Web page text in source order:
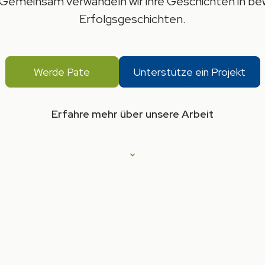
Erfolgsgeschichten.
Werde Pate Unterstütze ein Projekt
Erfahre mehr über unsere Arbeit